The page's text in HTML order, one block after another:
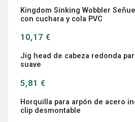
Kingdom Sinking Wobbler
con cuchara y cola PVC
10,17 €
Jig head de cabeza redonda
suave
5,81 €
Horquilla para arpón de acero
clip desmontable